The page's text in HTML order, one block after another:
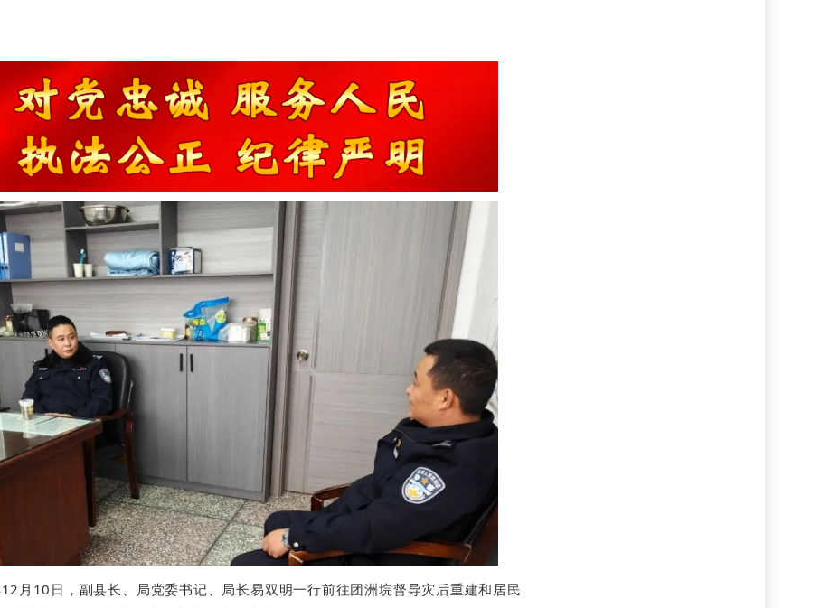
月10日，副县长、局党委书记、局长易双明一行前往团洲垸督导灾后重建和居民